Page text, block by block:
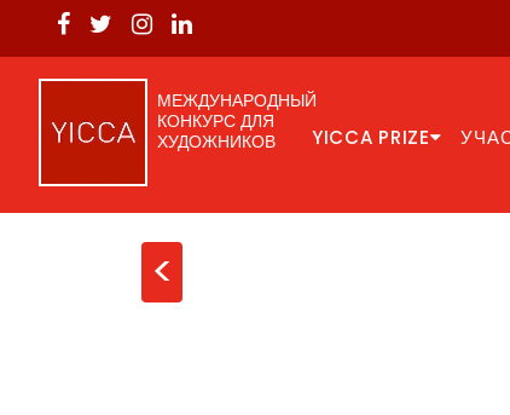
МЕЖДУНАРОДНЫЙ
КОНКУРС ДЛЯ
ХУДОЖНИКОВ
YICCA PRIZE
<